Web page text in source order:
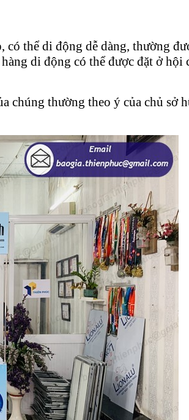
có thể di động dễ dàng, thường
di động có thể được đặt ở
chúng thường theo ý của chủ sở